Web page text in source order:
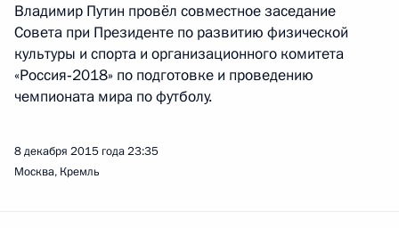
Владимир Путин провёл совместное заседание
Совета при Президенте по развитию физической
культуры и спорта и организационного комитета
«Россия‑2018» по подготовке и проведению
чемпионата мира по футболу.
8 декабря 2015 года23:35
Москва, Кремль